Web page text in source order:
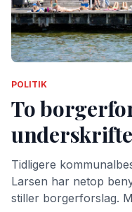
POLITIK
To
Tidligere
Larsen har netop
stiller borgerforslag.